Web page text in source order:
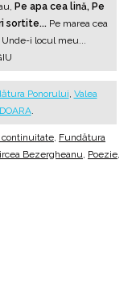
Pe apa cea lină, Pe
sortite... Pe marea cea
i locul meu...
Ponorului, Valea
.
, Fundătura
Bezergheanu, Poezie,